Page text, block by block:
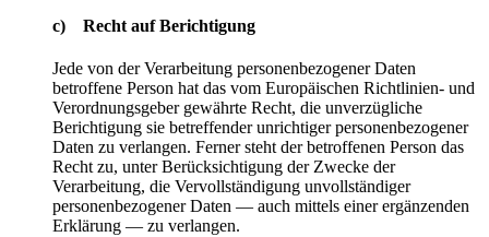
c) Recht auf Berichtigung
Jede von der Verarbeitung personenbezogener Daten
betroffene Person hat das vom Europäischen Richtlinien- und
Verordnungsgeber gewährte Recht, die unverzügliche
Berichtigung sie betreffender unrichtiger personenbezogener
Daten zu verlangen. Ferner steht der betroffenen Person das
Recht zu, unter Berücksichtigung der Zwecke der
Verarbeitung, die Vervollständigung unvollständiger
personenbezogener Daten — auch mittels einer ergänzenden
Erklärung — zu verlangen.